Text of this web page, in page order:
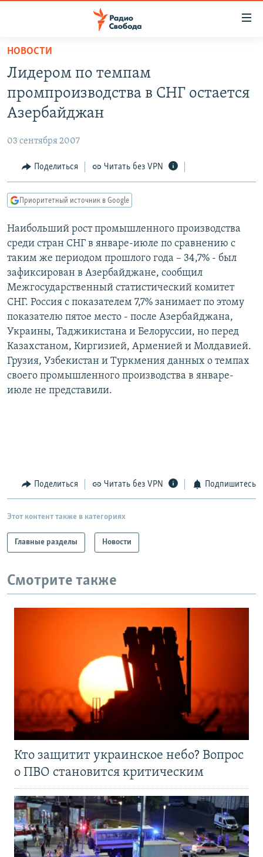
упрощенного
доступа
основному
Вернутся
Вернутся
поиску
ПОДКАСТЫ
АВТОРСКИЕ ПРОЕКТЫ
МНЕНИЯ
КУЛЬТУРА
КАВКАЗ.РЕАЛИИ
СЕВЕР.РЕАЛИИ
СИБИРЬ.РЕАЛИИ
РАСПИСАНИЕ ВЕЩАНИЯ
ПОДПИШИТЕСЬ НА РАССЫЛКУ
СОЦИАЛЬНЫЕ СЕТИ
НОВОСТИ
Лидером по темпам
промпроизводства в СНГ остается
Азербайджан
03 сентября 2007
Поделиться Читать без VPN
Приоритетный источник в Google
Наибольший рост промышленного производства
среди стран СНГ в январе-июле по сравнению с
таким же периодом прошлого года – 34,7% - был
зафиксирован в Азербайджане, сообщил
Межгосударственный статистический комитет
СНГ. Россия с показателем 7,7% занимает по этому
показателю пятое место - после Азербайджана,
Украины, Таджикистана и Белоруссии, но перед
Казахстаном, Киргизией, Арменией и Молдавией.
Грузия, Узбекистан и Туркмения данных о темпах
своего промышленного производства в январе-
июле не представили.
Поделиться Читать без VPN Подпишитесь
Этот контент также в категориях
Главные разделы Новости
Смотрите также
Кто защитит украинское небо? Вопрос
о ПВО становится критическим